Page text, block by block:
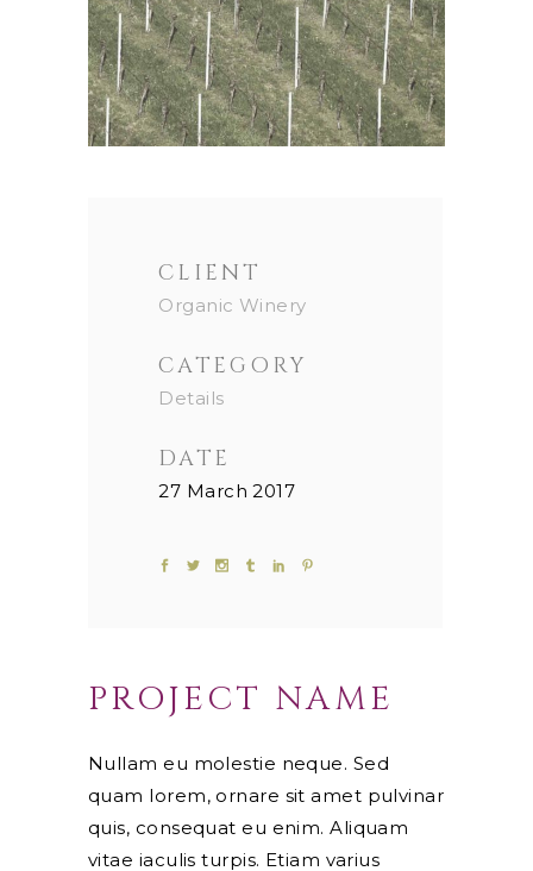
CLIENT
Organic Winery
CATEGORY
Details
DATE
27 March 2017
PROJECT NAME
Nullam eu molestie neque. Sed
quam lorem, ornare sit amet pulvinar
quis, consequat eu enim. Aliquam
vitae iaculis turpis. Etiam varius